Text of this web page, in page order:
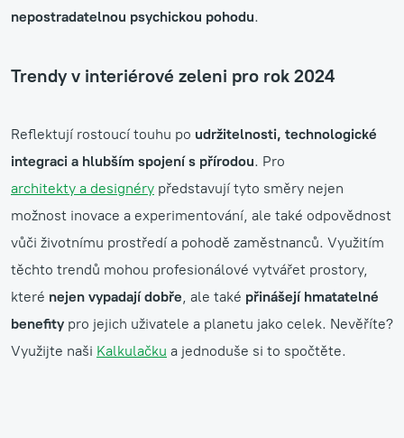
nepostradatelnou psychickou pohodu.
Trendy v interiérové zeleni pro rok 2024
Reflektují rostoucí touhu po udržitelnosti, technologické
integraci a hlubším spojení s přírodou. Pro
architekty a designéry představují tyto směry nejen
možnost inovace a experimentování, ale také odpovědnost
vůči životnímu prostředí a pohodě zaměstnanců. Využitím
těchto trendů mohou profesionálové vytvářet prostory,
které nejen vypadají dobře, ale také přinášejí hmatatelné
benefity pro jejich uživatele a planetu jako celek. Nevěříte?
Využijte naši Kalkulačku a jednoduše si to spočtěte.